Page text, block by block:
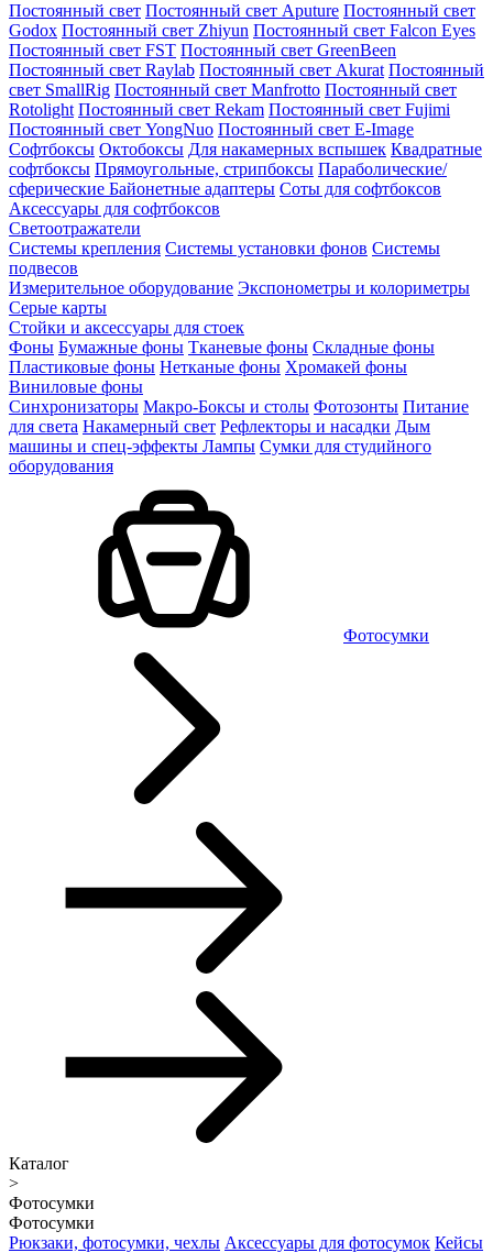
Постоянный свет Постоянный свет Aputure Постоянный свет
Godox Постоянный свет Zhiyun Постоянный свет Falcon Eyes
Постоянный свет FST Постоянный свет GreenBeen
Постоянный свет Raylab Постоянный свет Akurat Постоянный
свет SmallRig Постоянный свет Manfrotto Постоянный свет
Rotolight Постоянный свет Rekam Постоянный свет Fujimi
Постоянный свет YongNuo Постоянный свет E-Image
Софтбоксы Октобоксы Для накамерных вспышек Квадратные
софтбоксы Прямоугольные, стрипбоксы Параболические/
сферические Байонетныe адаптеры Соты для софтбоксов
Аксессуары для софтбоксов
Светоотражатели
Системы крепления Системы установки фонов Системы
подвесов
Измерительное оборудование Экспонометры и колориметры
Серые карты
Стойки и аксессуары для стоек
Фоны Бумажные фоны Тканевые фоны Складные фоны
Пластиковые фоны Нетканые фоны Хромакей фоны
Виниловые фоны
Синхронизаторы Макро-Боксы и столы Фотозонты Питание
для света Накамерный свет Рефлекторы и насадки Дым
машины и спец-эффекты Лампы Сумки для студийного
оборудования
Фотосумки
Каталог
>
Фотосумки
Фотосумки
Рюкзаки, фотосумки, чехлы Аксессуары для фотосумок Кейсы